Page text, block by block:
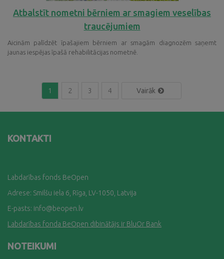
Atbalstīt nometni bērniem ar smagiem veselības
traucējumiem
Aicinām palīdzēt īpašajiem bērniem ar smagām diagnozēm saņemt
jaunas iespējas īpašā rehabilitācijas nometnē.
1 2 3 4 Vairāk
KONTAKTI
Labdarības fonds BeOpen
Adrese: Smilšu iela 6, Rīga, LV-1050, Latvija
E-pasts: info@beopen.lv
Labdarības fonda BeOpen dibinātājs ir BluOr Bank
NOTEIKUMI